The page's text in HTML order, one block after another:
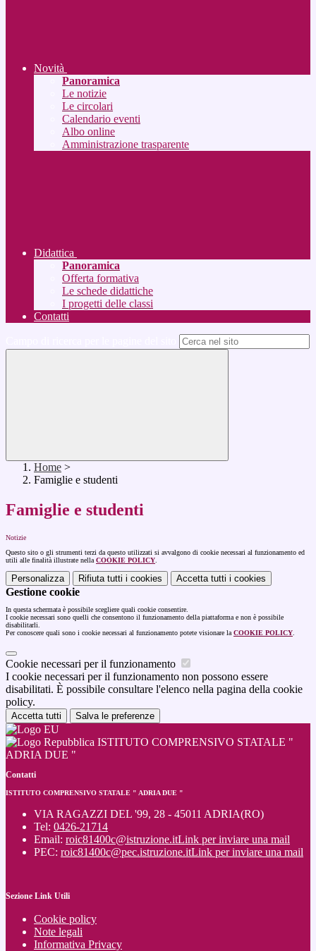
Novità
Panoramica
Le notizie
Le circolari
Calendario eventi
Albo online
Amministrazione trasparente
Didattica
Panoramica
Offerta formativa
Le schede didattiche
I progetti delle classi
Contatti
Home >
Famiglie e studenti
Famiglie e studenti
Notizie
Questo sito o gli strumenti terzi da questo utilizzati si avvalgono di cookie necessari al funzionamento ed
utili alle finalità illustrate nella COOKIE POLICY
Personalizza Rifiuta tutti i cookies Accetta tutti i cookies
Gestione cookie
In questa schermata è possibile scegliere quali cookie consentire.
I cookie necessari sono quelli che consentono il funzionamento della piattaforma e non è possibile
disabilitarli.
Per conoscere quali sono i cookie necessari al funzionamento potete visionare la COOKIE POLICY
Cookie necessari per il funzionamento
I cookie necessari per il funzionamento non possono essere
disabilitati. È possibile consultare l'elenco nella pagina della cookie
policy.
Accetta tutti Salva le preferenze
ISTITUTO COMPRENSIVO STATALE "
ADRIA DUE "
Contatti
ISTITUTO COMPRENSIVO STATALE " ADRIA DUE "
VIA RAGAZZI DEL '99, 28 - 45011 ADRIA(RO)
Tel: 0426-21714
Email: roic81400c@istruzione.itLink per inviare una mail
PEC: roic81400c@pec.istruzione.itLink per inviare una mail
Sezione Link Utili
Cookie policy
Note legali
Informativa Privacy